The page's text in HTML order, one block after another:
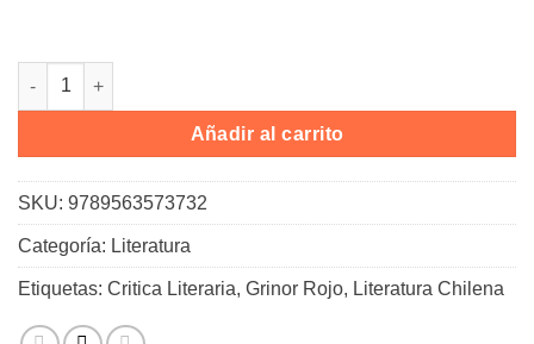
La novela chilena cantidad
Añadir al carrito
SKU: 9789563573732
Categoría: Literatura
Etiquetas: Critica Literaria, Grinor Rojo, Literatura Chilena